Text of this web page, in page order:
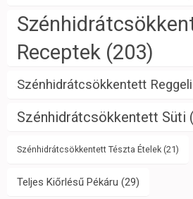
Receptek (203)
Szénhidrátcsökkentett Reggeli
Szénhidrátcsökkentett Süti
Szénhidrátcsökkentett Tészta Ételek (21)
Teljes Kiőrlésű Pékáru (29)